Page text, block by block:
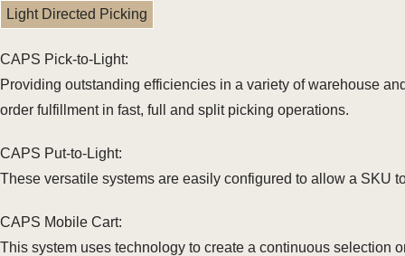
Light Directed Picking
CAPS Pick-to-Light:
Providing outstanding efficiencies in a variety of warehouse
order fulfillment in fast, full and split picking operations.
CAPS Put-to-Light:
These versatile systems are easily configured to allow a SKU
CAPS Mobile Cart:
This system uses technology to create a continuous selection